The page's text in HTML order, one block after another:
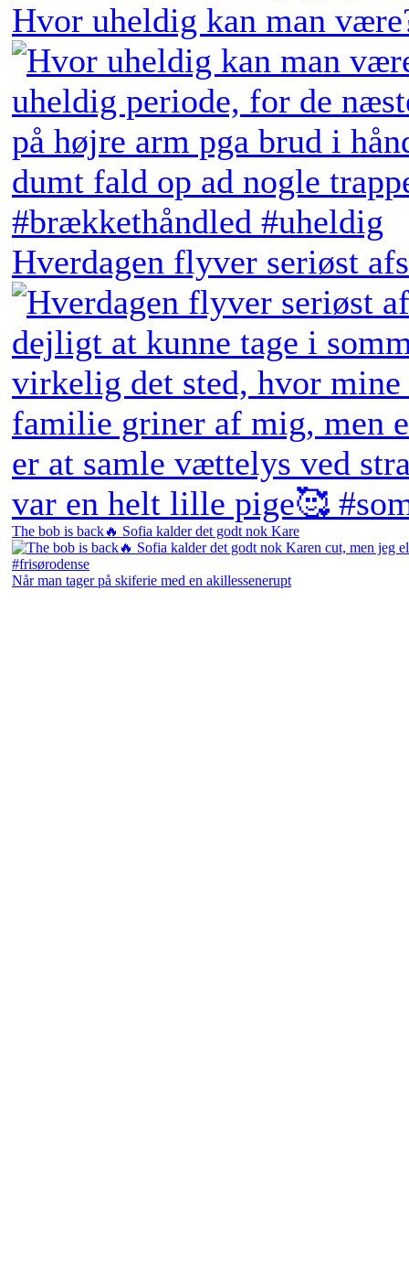
Hvor uheldig kan man
Hverdagen flyver seriøst
The bob is back🔥 Sofia kalder det godt nok Kare
Når man tager på skiferie med en akillessenerupt